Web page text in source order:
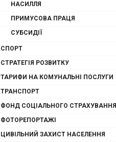
НАСИЛЛЯ
ПРИМУСОВА ПРАЦЯ
СУБСИДІЇ
СПОРТ
СТРАТЕГІЯ РОЗВИТКУ
ТАРИФИ НА КОМУНАЛЬНІ ПОСЛУГИ
ТРАНСПОРТ
ФОНД СОЦІАЛЬНОГО СТРАХУВАННЯ
ФОТОРЕПОРТАЖІ
ЦИВІЛЬНИЙ ЗАХИСТ НАСЕЛЕННЯ